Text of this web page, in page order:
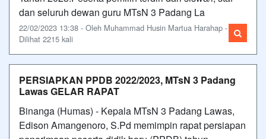
dan seluruh dewan guru MTsN 3 Padang La
22/02/2023 13:38 - Oleh Muhammad Husin Martua Harahap -
Dilihat 2215 kali
PERSIAPKAN PPDB 2022/2023, MTsN 3 Padang
Lawas GELAR RAPAT
Binanga (Humas) - Kepala MTsN 3 Padang Lawas,
Edison Amangenoro, S.Pd memimpin rapat persiapan